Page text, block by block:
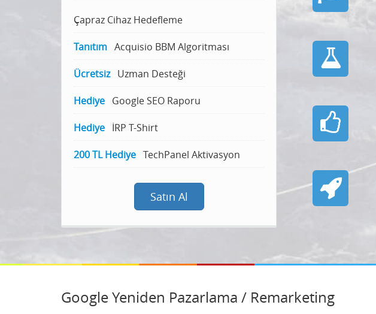
Çapraz Cihaz Hedefleme
Tanıtım Acquisio BBM Algoritması
Ücretsiz Uzman Desteği
Hediye Google SEO Raporu
Hediye İRP T-Shirt
200 TL Hediye TechPanel Aktivasyon
Satın Al
Google Yeniden Pazarlama / Remarketing